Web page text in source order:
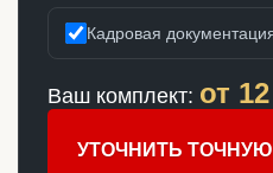
Кадровая
Ваш комплект: от
УТОЧНИТЬ